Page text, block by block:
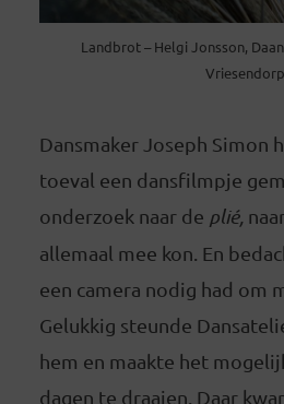
Landbrot – Helgi Jonsson,
Vriesendorp
Dansmaker Joseph Simon
toeval een dansfilmpje
onderzoek naar de plié,
allemaal mee kon. En
een camera nodig had om
Gelukkig steunde
hem en maakte het
dagen te draaien. Daar